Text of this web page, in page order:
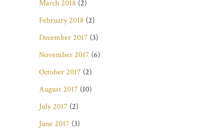
March 2018 (2)
February 2018 (2)
December 2017 (3)
November 2017 (6)
October 2017 (2)
August 2017 (10)
July 2017 (2)
June 2017 (3)